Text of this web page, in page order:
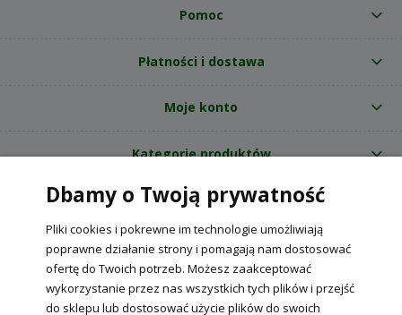
Pomoc
Płatności i dostawa
Moje konto
Kategorie produktów
O nas
Internetowy sklep ogrodniczy z nasionami RajOgrodnika.pl
NIP: 6090037061, REGON: 260240470 | Czarnca, ul. Tęczowa 31, 29-100
Włoszczowa
Dbamy o Twoją prywatność
Pliki cookies i pokrewne im technologie umożliwiają
poprawne działanie strony i pomagają nam dostosować
ofertę do Twoich potrzeb. Możesz zaakceptować
wykorzystanie przez nas wszystkich tych plików i przejść
do sklepu lub dostosować użycie plików do swoich